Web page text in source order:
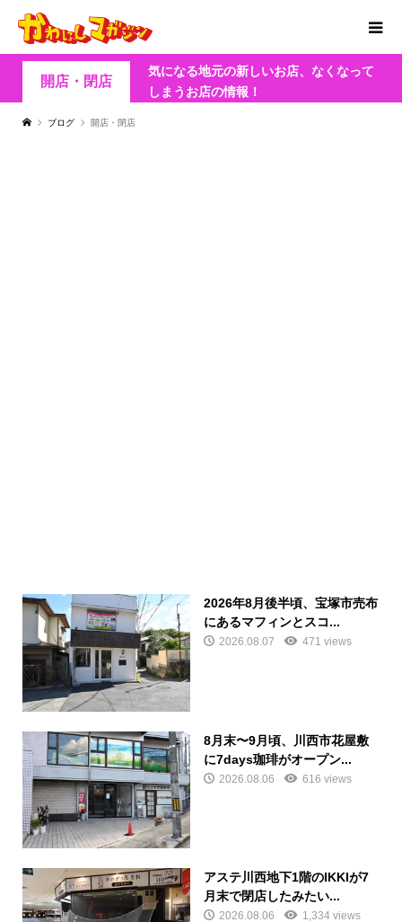
開店・閉店
気になる地元の新しいお店、なくなって
しまうお店の情報！
ブログ 開店・閉店
2026年8月後半頃、宝塚市売布
にあるマフィンとスコ...
2026.08.07 471 views
8月末〜9月頃、川西市花屋敷
に7days珈琲がオープン...
2026.08.06 616 views
アステ川西地下1階のIKKIが7
月末で閉店したみたい...
2026.08.06 1,334 views